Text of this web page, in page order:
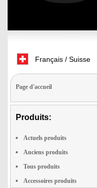
Français / Suisse
Page d'accueil
Produits:
Actuels produits
Anciens produits
Tous produits
Accessoires produits